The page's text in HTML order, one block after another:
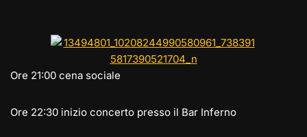
gr
a
o
d
n
s
A
p
e
b
o
l
y
Ore 21:00 cena sociale
Ore 22:30 inizio concerto presso il Bar Inferno